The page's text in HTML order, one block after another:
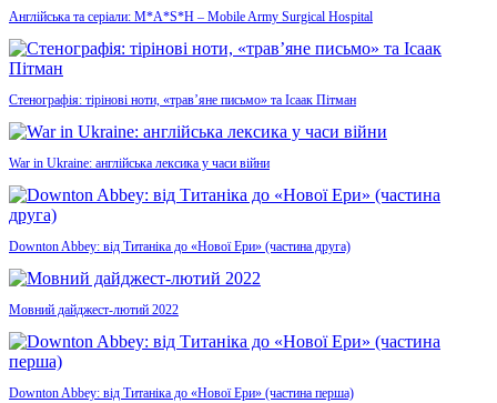
Англійська та серіали: M*A*S*H – Mobile Army Surgical Hospital
Стенографія: тірінові ноти, «трав’яне письмо» та Ісаак Пітман
War in Ukraine: англійська лексика у часи війни
Downton Abbey: від Титаніка до «Нової Ери» (частина друга)
Мовний дайджест-лютий 2022
Downton Abbey: від Титаніка до «Нової Ери» (частина перша)